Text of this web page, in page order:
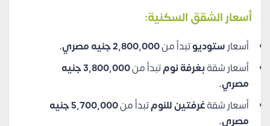
أسعار الشقق السكنية:
أسعارستوديوتبدأ من2,800,000 جنيه مصري.
أسعار شقةبغرفة نومتبدأ من
3,800,000 جنيه
مصري.
أسعار شقةغرفتين للنومتبدأ من
5,700,000 جنيه
مصري.